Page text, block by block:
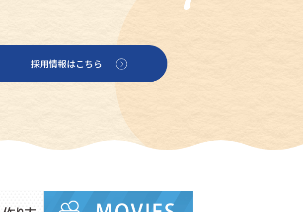
採用情報はこちら